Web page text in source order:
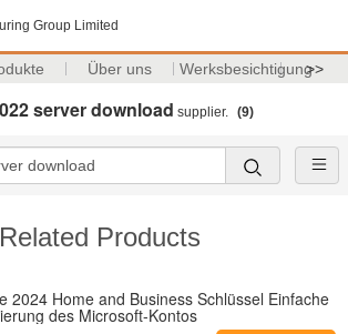
Group Limited
Über uns Werksbesichtigung>>
server download supplier. (9)
Related Products
2024 Home and Business Schlüssel Einfache
des Microsoft-Kontos